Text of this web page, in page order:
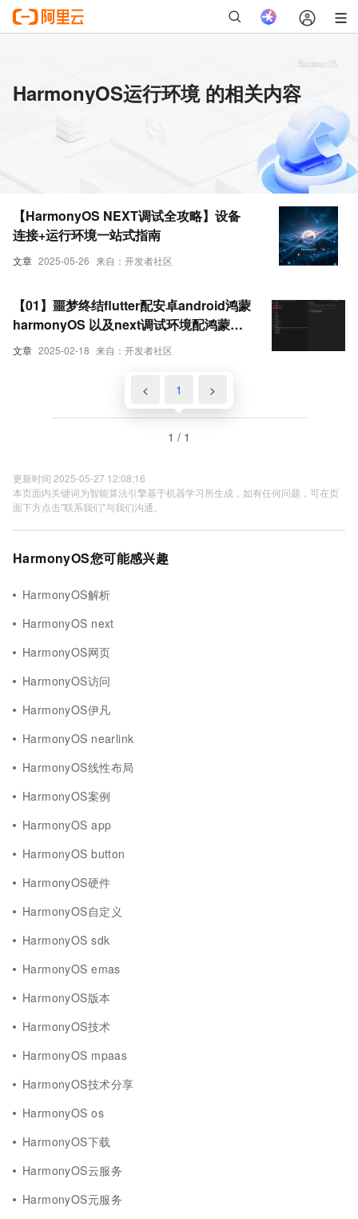
HarmonyOS运行环境 的相关内容
文章 2025-05-26 来自：开发者社区
【HarmonyOS NEXT调试全攻略】设备
连接+运行环境一站式指南
文章 2025-02-18 来自：开发者社区
【01】噩梦终结flutter配安卓android鸿蒙
harmonyOS 以及next调试环境配鸿蒙和
ios真机调试环境-flutter项目安卓环境配
机测试环境-本地环境搭建-如何快速搭建
android本地运行环境-优雅草卓伊凡-很多
人在这步就被难倒了
< 1 >
1 / 1
更新时间 2025-05-27 12:08:16
本页面内关键词为智能算法引擎基于机器学习所生成，如有任何问题，可在页
面下方点击"联系我们"与我们沟通。
HarmonyOS您可能感兴趣
HarmonyOS解析
HarmonyOS next
HarmonyOS网页
HarmonyOS访问
HarmonyOS伊凡
HarmonyOS nearlink
HarmonyOS线性布局
HarmonyOS案例
HarmonyOS app
HarmonyOS button
HarmonyOS硬件
HarmonyOS自定义
HarmonyOS sdk
HarmonyOS emas
HarmonyOS版本
HarmonyOS技术
HarmonyOS mpaas
HarmonyOS技术分享
HarmonyOS os
HarmonyOS下载
HarmonyOS云服务
HarmonyOS元服务